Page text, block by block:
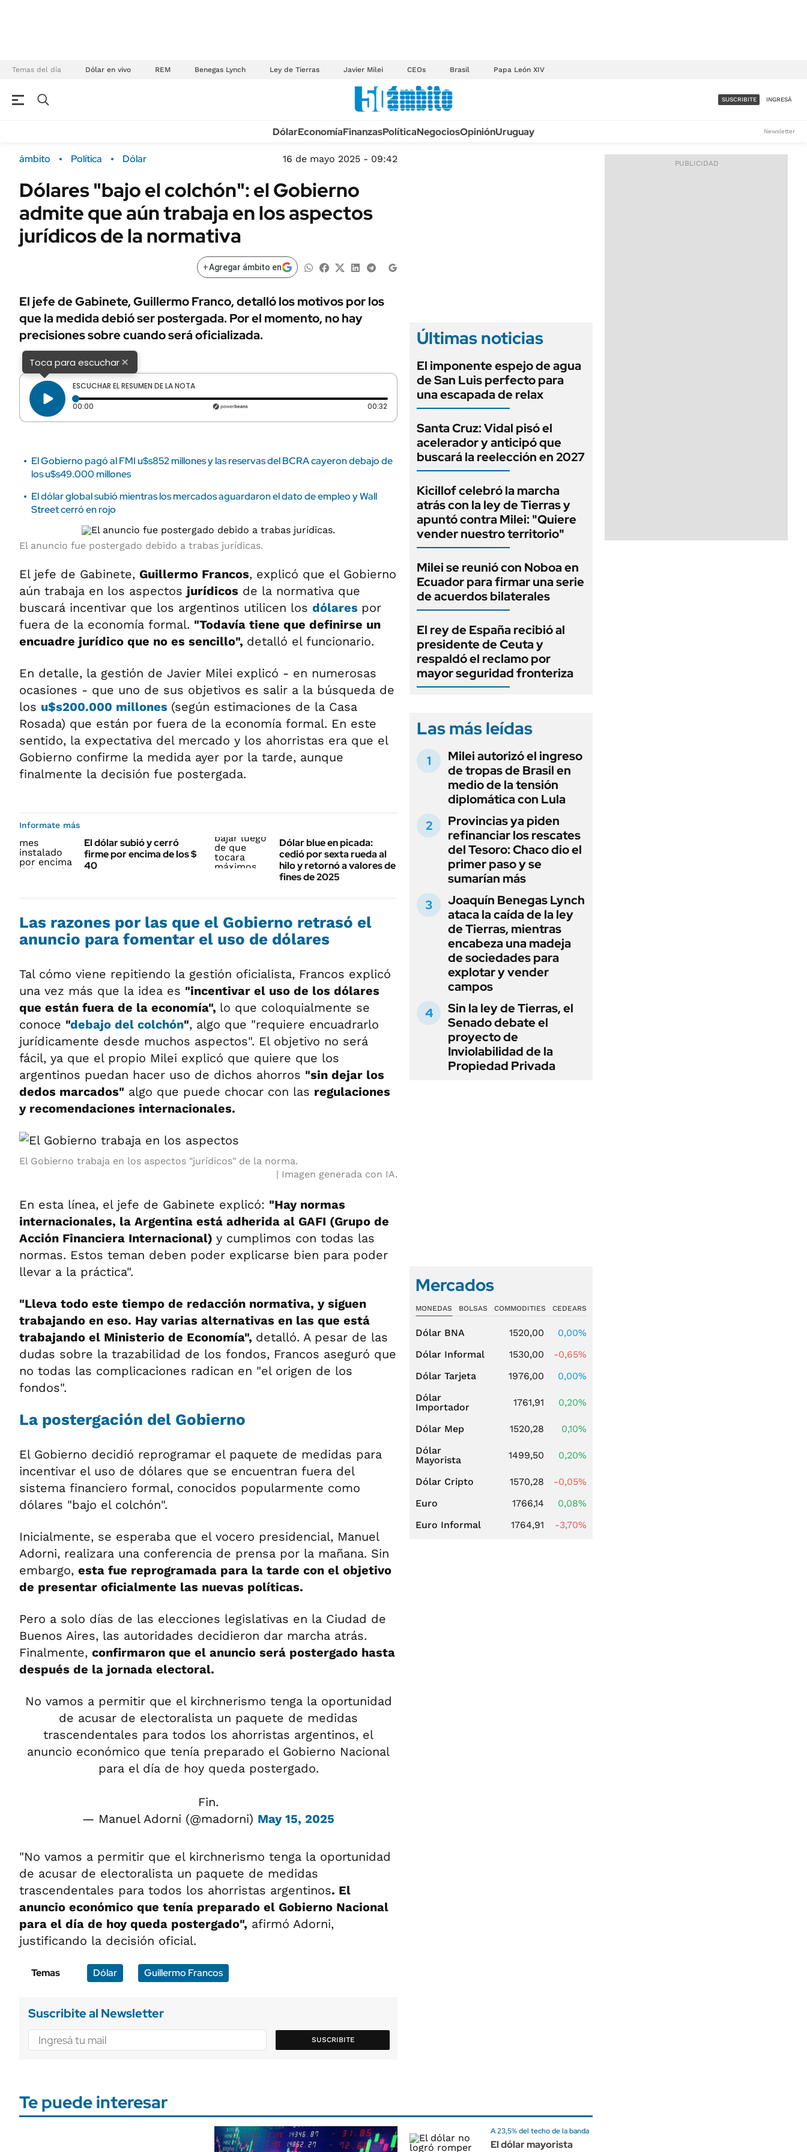
Temas del día Dólar en vivo REM Benegas Lynch Ley de Tierras Javier Milei CEOs Brasil Papa León XIV
Campo
FINANZAS
Dólar
Sustentabilidad
Seguros
ENERGY REPORT
POLÍTICA
URUGUAY
TECNOLOGÍA
MÉXICO
MUNDO
INFORMACIÓN GENERAL
AUTOS
ACCESO FULL - $1.800/MES
SUSCRIBITE INGRESÁ
DólarEconomíaFinanzasPolíticaNegociosOpiniónUruguay Newsletter
ámbito Política Dólar 16 de mayo 2025 - 09:42
Dólares "bajo el colchón": el Gobierno
admite que aún trabaja en los aspectos
jurídicos de la normativa
+Agregar ámbito en
El jefe de Gabinete, Guillermo Franco, detalló los motivos por los
que la medida debió ser postergada. Por el momento, no hay
precisiones sobre cuando será oficializada.
Toca para escuchar×
ESCUCHAR EL RESUMEN DE LA NOTA
00:00 Tiempo transcurrido: 0 segundos 00:32Duración: 32 segundos
El Gobierno pagó al FMI u$s852 millones y las reservas del BCRA cayeron debajo de
los u$s49.000 millones
El dólar global subió mientras los mercados aguardaron el dato de empleo y Wall
Street cerró en rojo
El anuncio fue postergado debido a trabas jurídicas.
El jefe de Gabinete, Guillermo Francos, explicó que el Gobierno
aún trabaja en los aspectos jurídicos de la normativa que
buscará incentivar que los argentinos utilicen los dólares por
fuera de la economía formal. "Todavía tiene que definirse un
encuadre jurídico que no es sencillo", detalló el funcionario.
En detalle, la gestión de Javier Milei explicó - en numerosas
ocasiones - que uno de sus objetivos es salir a la búsqueda de
los u$s200.000 millones (según estimaciones de la Casa
Rosada) que están por fuera de la economía formal. En este
sentido, la expectativa del mercado y los ahorristas era que el
Gobierno confirme la medida ayer por la tarde, aunque
finalmente la decisión fue postergada.
Informate más
El dólar subió y cerró
firme por encima de los $
40
Dólar blue en picada:
cedió por sexta rueda al
hilo y retornó a valores de
fines de 2025
Las razones por las que el Gobierno retrasó el
anuncio para fomentar el uso de dólares
Tal cómo viene repitiendo la gestión oficialista, Francos explicó
una vez más que la idea es "incentivar el uso de los dólares
que están fuera de la economía", lo que coloquialmente se
conoce "debajo del colchón", algo que "requiere encuadrarlo
jurídicamente desde muchos aspectos". El objetivo no será
fácil, ya que el propio Milei explicó que quiere que los
argentinos puedan hacer uso de dichos ahorros "sin dejar los
dedos marcados" algo que puede chocar con las regulaciones
y recomendaciones internacionales.
El Gobierno trabaja en los aspectos "jurídicos" de la norma.
Imagen generada con IA.
En esta línea, el jefe de Gabinete explicó: "Hay normas
internacionales, la Argentina está adherida al GAFI (Grupo de
Acción Financiera Internacional) y cumplimos con todas las
normas. Estos teman deben poder explicarse bien para poder
llevar a la práctica".
"Lleva todo este tiempo de redacción normativa, y siguen
trabajando en eso. Hay varias alternativas en las que está
trabajando el Ministerio de Economía", detalló. A pesar de las
dudas sobre la trazabilidad de los fondos, Francos aseguró que
no todas las complicaciones radican en "el origen de los
fondos".
La postergación del Gobierno
El Gobierno decidió reprogramar el paquete de medidas para
incentivar el uso de dólares que se encuentran fuera del
sistema financiero formal, conocidos popularmente como
dólares "bajo el colchón".
Inicialmente, se esperaba que el vocero presidencial, Manuel
Adorni, realizara una conferencia de prensa por la mañana. Sin
embargo, esta fue reprogramada para la tarde con el objetivo
de presentar oficialmente las nuevas políticas.
Pero a solo días de las elecciones legislativas en la Ciudad de
Buenos Aires, las autoridades decidieron dar marcha atrás.
Finalmente, confirmaron que el anuncio será postergado hasta
después de la jornada electoral.
No vamos a permitir que el kirchnerismo tenga la oportunidad
de acusar de electoralista un paquete de medidas
trascendentales para todos los ahorristas argentinos, el
anuncio económico que tenía preparado el Gobierno Nacional
para el día de hoy queda postergado.
Fin.
— Manuel Adorni (@madorni) May 15, 2025
"No vamos a permitir que el kirchnerismo tenga la oportunidad
de acusar de electoralista un paquete de medidas
trascendentales para todos los ahorristas argentinos. El
anuncio económico que tenía preparado el Gobierno Nacional
para el día de hoy queda postergado", afirmó Adorni,
justificando la decisión oficial.
Temas Dólar Guillermo Francos
Suscribite al Newsletter
SUSCRIBITE
Últimas noticias
El imponente espejo de agua
de San Luis perfecto para
una escapada de relax
Santa Cruz: Vidal pisó el
acelerador y anticipó que
buscará la reelección en 2027
Kicillof celebró la marcha
atrás con la ley de Tierras y
apuntó contra Milei: "Quiere
vender nuestro territorio"
Milei se reunió con Noboa en
Ecuador para firmar una serie
de acuerdos bilaterales
El rey de España recibió al
presidente de Ceuta y
respaldó el reclamo por
mayor seguridad fronteriza
Las más leídas
Milei autorizó el ingreso
de tropas de Brasil en
medio de la tensión
diplomática con Lula
Provincias ya piden
refinanciar los rescates
del Tesoro: Chaco dio el
primer paso y se
sumarían más
Joaquín Benegas Lynch
ataca la caída de la ley
de Tierras, mientras
encabeza una madeja
de sociedades para
explotar y vender
campos
Sin la ley de Tierras, el
Senado debate el
proyecto de
Inviolabilidad de la
Propiedad Privada
Mercados
MONEDAS BOLSAS COMMODITIES CEDEARS
Dólar BNA 1520,00
0,00%
Dólar Informal
1530,00
-0,65%
Dólar Tarjeta
1976,00
0,00%
Dólar
Importador
1761,91 0,20%
Dólar Mep 1520,28
0,10%
Dólar
Mayorista
1499,50 0,20%
Dólar Cripto 1570,28
-0,05%
Euro
1766,14
0,08%
Euro Informal
1764,91 -3,70%
Te puede interesar
A 23,5% del techo de la banda
El dólar mayorista